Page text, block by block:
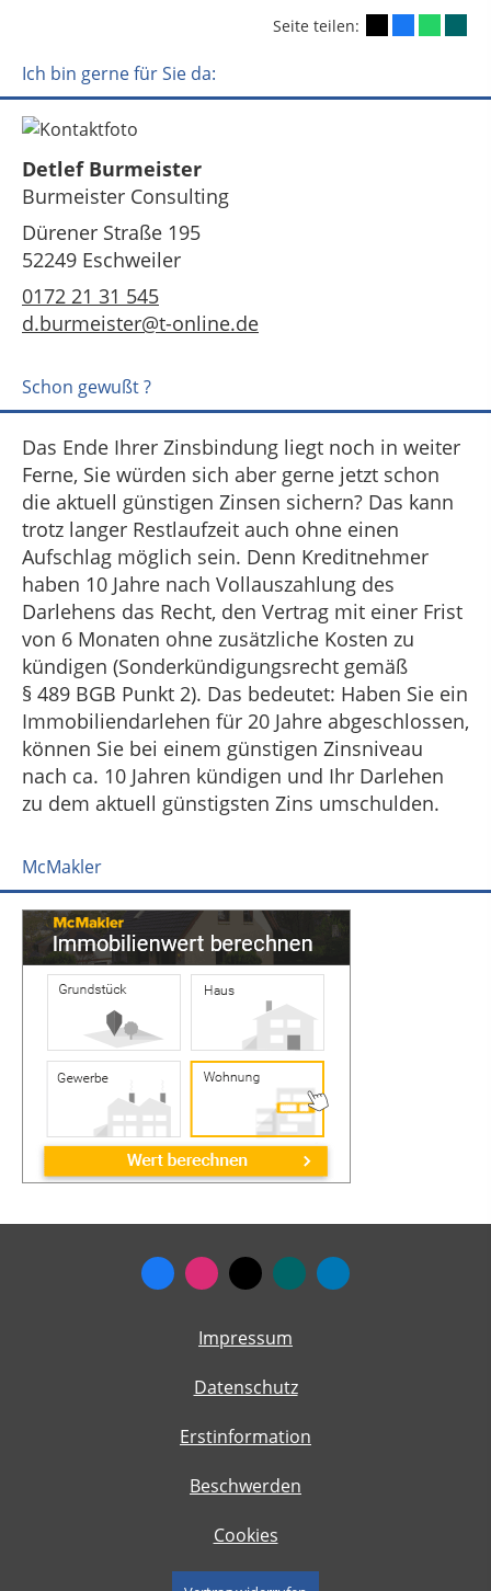
Seite teilen:
Ich bin gerne für Sie da:
Detlef Burmeister
Burmeister Consulting
Dürener Straße 195
52249 Eschweiler
0172 21 31 545
d.burmeister@t-online.de
Schon gewußt ?
Das Ende Ihrer Zinsbindung liegt noch in weiter
Ferne, Sie würden sich aber gerne jetzt schon
die aktuell günstigen Zinsen sichern? Das kann
trotz langer Restlaufzeit auch ohne einen
Aufschlag möglich sein. Denn Kreditnehmer
haben 10 Jahre nach Vollauszahlung des
Darlehens das Recht, den Vertrag mit einer Frist
von 6 Monaten ohne zusätzliche Kosten zu
kündigen (Sonderkündigungsrecht gemäß
§ 489 BGB Punkt 2). Das bedeutet: Haben Sie ein
Immobiliendarlehen für 20 Jahre abgeschlossen,
können Sie bei einem günstigen Zinsniveau
nach ca. 10 Jahren kündigen und Ihr Darlehen
zu dem aktuell günstigsten Zins umschulden.
McMakler
Impressum
Datenschutz
Erstinformation
Beschwerden
Cookies